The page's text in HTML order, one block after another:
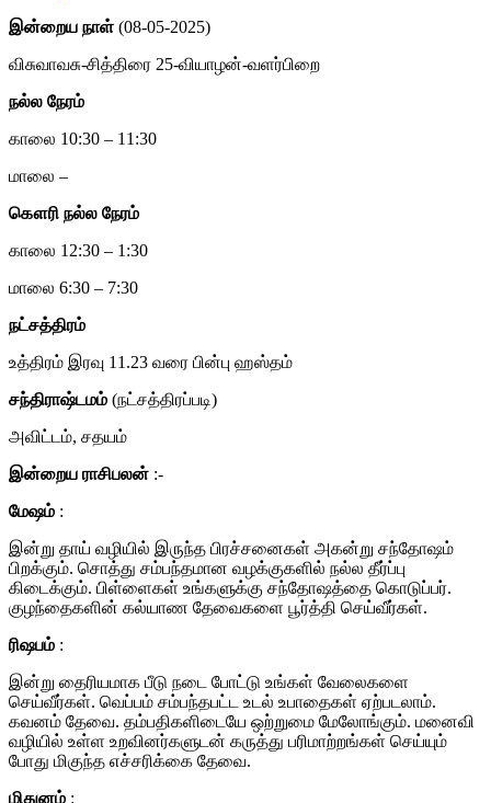
இன்றைய நாள் (08-05-2025)
விசுவாவசு-சித்திரை 25-வியாழன்-வளர்பிறை
நல்ல நேரம்
காலை 10:30 – 11:30
மாலை –
கௌரி நல்ல நேரம்
காலை 12:30 – 1:30
மாலை 6:30 – 7:30
நட்சத்திரம்
உத்திரம் இரவு 11.23 வரை பின்பு ஹஸ்தம்
சந்திராஷ்டமம் (நட்சத்திரப்படி)
அவிட்டம், சதயம்
இன்றைய ராசிபலன் :-
மேஷம் :
இன்று தாய் வழியில் இருந்த பிரச்சனைகள் அகன்று சந்தோஷம்
பிறக்கும். சொத்து சம்பந்தமான வழக்குகளில் நல்ல தீர்ப்பு
கிடைக்கும். பிள்ளைகள் உங்களுக்கு சந்தோஷத்தை கொடுப்பர்.
குழந்தைகளின் கல்யாண தேவைகளை பூர்த்தி செய்வீர்கள்.
ரிஷபம் :
இன்று தைரியமாக பீடு நடை போட்டு உங்கள் வேலைகளை
செய்வீர்கள். வெப்பம் சம்பந்தபட்ட உடல் உபாதைகள் ஏற்படலாம்.
கவனம் தேவை. தம்பதிகளிடையே ஒற்றுமை மேலோங்கும். மனைவி
வழியில் உள்ள உறவினர்களுடன் கருத்து பரிமாற்றங்கள் செய்யும்
போது மிகுந்த எச்சரிக்கை தேவை.
மிதுனம் :